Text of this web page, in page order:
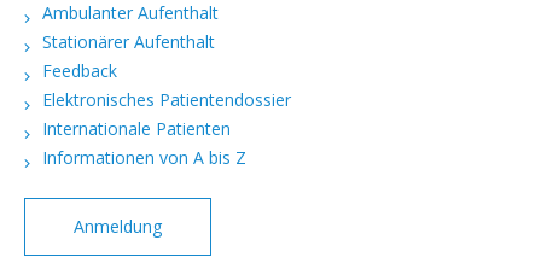
Ambulanter Aufenthalt
Stationärer Aufenthalt
Feedback
Elektronisches Patientendossier
Internationale Patienten
Informationen von A bis Z
Anmeldung